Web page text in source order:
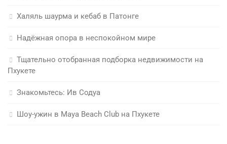
Халяль шаурма и кебаб в Патонге
Надёжная опора в неспокойном мире
Тщательно отобранная подборка недвижимости на
Пхукете
Знакомьтесь: Ив Содуа
Шоу-ужин в Maya Beach Club на Пхукете